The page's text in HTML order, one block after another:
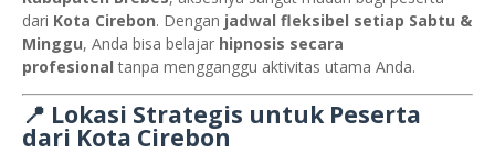
dari Kota Cirebon. Dengan jadwal fleksibel setiap Sabtu &
Minggu, Anda bisa belajar hipnosis secara
profesional tanpa mengganggu aktivitas utama Anda.
📍 Lokasi Strategis untuk Peserta
dari Kota Cirebon